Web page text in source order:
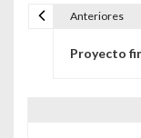
Anteriores
Proyecto